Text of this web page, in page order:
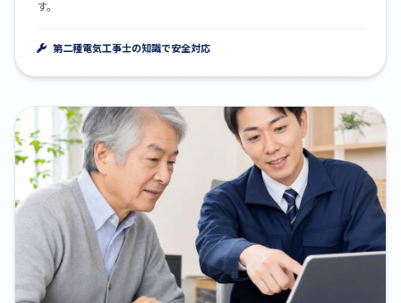
す。
第二種電気工事士の知識で安全対応